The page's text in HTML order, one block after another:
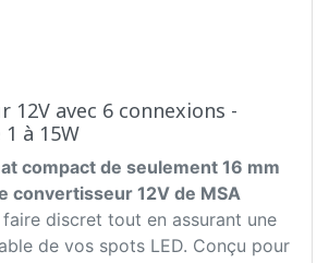
12V avec 6 connexions -
1 à 15W
compact de seulement 16 mm
convertisseur 12V de MSA
discret tout en assurant une
de vos spots LED. Conçu pour